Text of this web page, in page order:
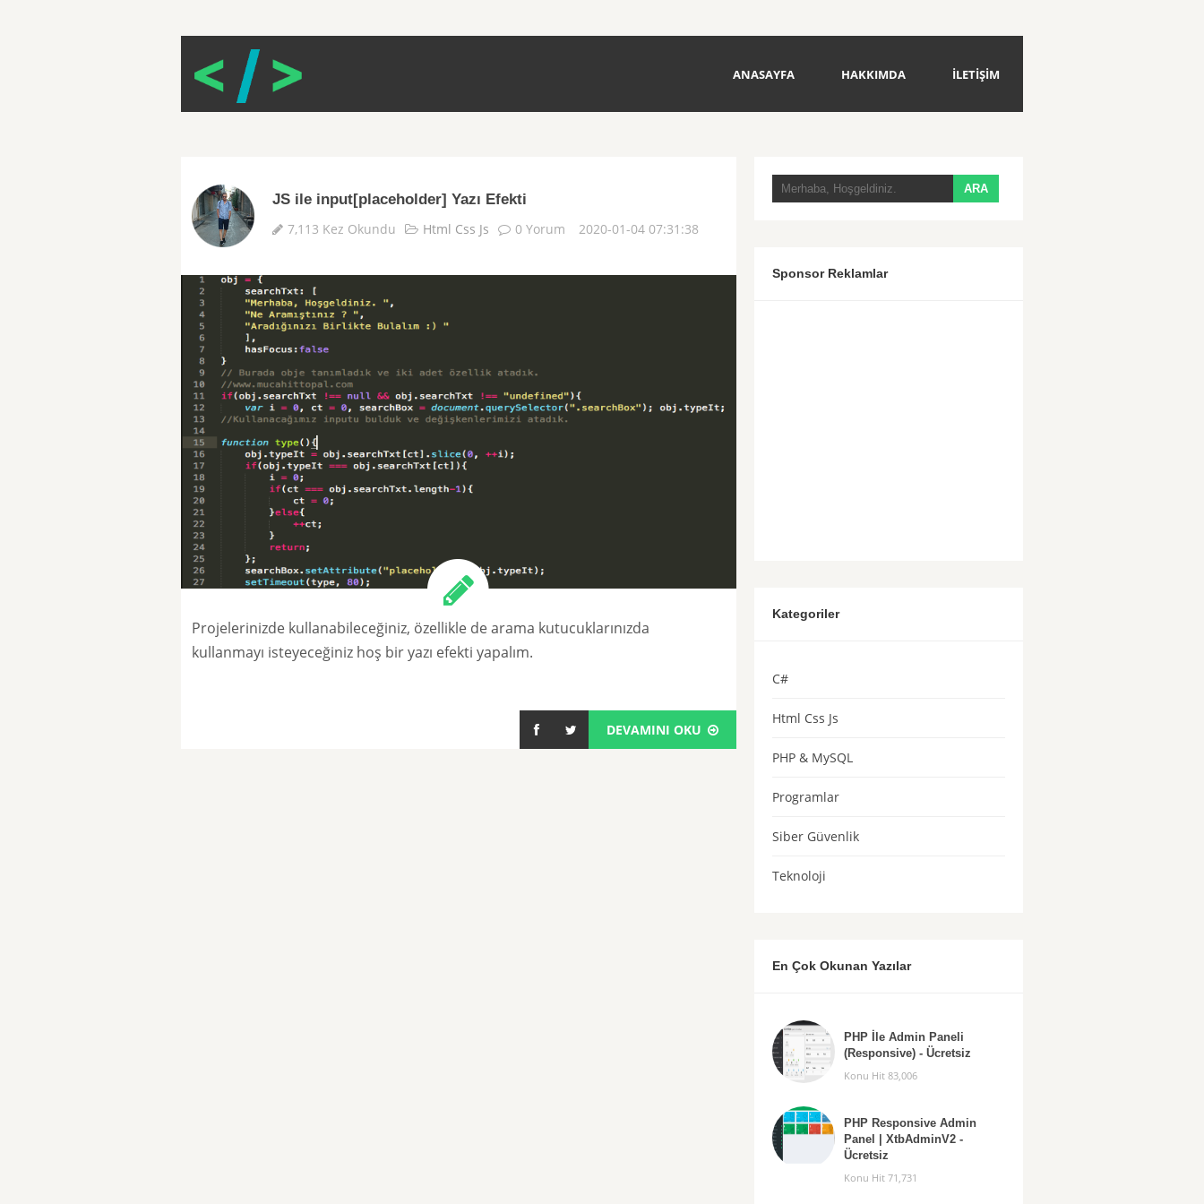
ANASAYFA HAKKIMDA İLETİŞİM
JS ile input[placeholder] Yazı Efekti
7,113 Kez Okundu
Html Css Js 0 Yorum 2020-01-04 07:31:38
Projelerinizde kullanabileceğiniz, özellikle de arama kutucuklarınızda
kullanmayı isteyeceğiniz hoş bir yazı efekti yapalım.
DEVAMINI OKU
Sponsor Reklamlar
Kategoriler
C#
Html Css Js
PHP & MySQL
Programlar
Siber Güvenlik
Teknoloji
En Çok Okunan Yazılar
PHP İle Admin Paneli
(Responsive) - Ücretsiz
Konu Hit 83,006
PHP Responsive Admin
Panel | XtbAdminV2 -
Ücretsiz
Konu Hit 71,731